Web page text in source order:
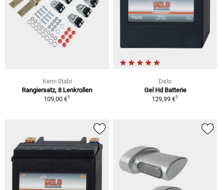
Kern-Stabi
Rangiersatz, 8 Lenkrollen
109,00 €1
Delo
Gel Hd Batterie
129,99 €1